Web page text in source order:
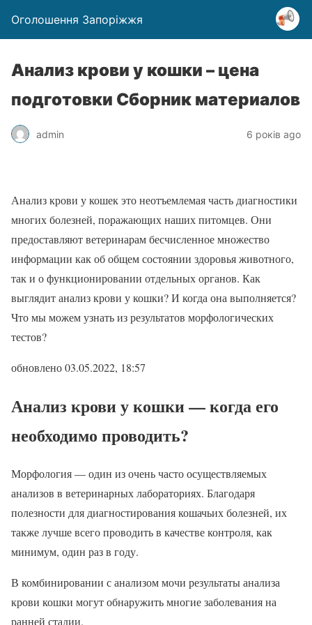
Оголошення Запоріжжя
Анализ крови у кошки – цена
подготовки Сборник материалов
admin 6 років ago
Анализ крови у кошек это неотъемлемая часть диагностики
многих болезней, поражающих наших питомцев. Они
предоставляют ветеринарам бесчисленное множество
информации как об общем состоянии здоровья животного,
так и о функционировании отдельных органов. Как
выглядит анализ крови у кошки? И когда она выполняется?
Что мы можем узнать из результатов морфологических
тестов?
обновлено 03.05.2022, 18:57
Анализ крови у кошки — когда его
необходимо проводить?
Морфология — один из очень часто осуществляемых
анализов в ветеринарных лабораториях. Благодаря
полезности для диагностирования кошачьих болезней, их
также лучше всего проводить в качестве контроля, как
минимум, один раз в году.
В комбинировании с анализом мочи результаты анализа
крови кошки могут обнаружить многие заболевания на
ранней стадии.